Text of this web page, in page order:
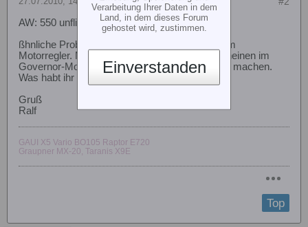
AW: 550 unfliegbar durch Heckschwingung
ßhnliche Probleme lagen bei Vereinskollegen am
Motorregler. Manche von den Align-Reglern scheinen im
Governor-Modus den Heli nahezu unfliegbar zu machen.
Was habt ihr für einen Regler eingebaut?
Gruß
Ralf
GAUI X5 Vario BO105 Raptor E720
Graupner MX-20, Taranis X9E
Top
Verarbeitung Ihrer Daten in dem
Land, in dem dieses Forum
gehostet wird, zustimmen.
Einverstanden